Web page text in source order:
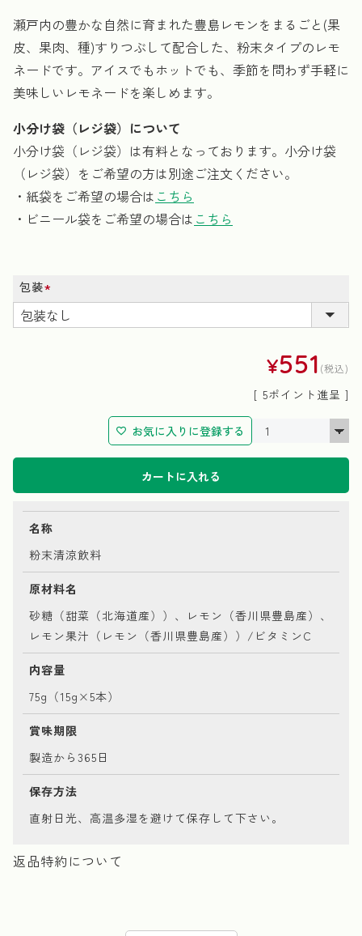
瀬戸内の豊かな自然に育まれた豊島レモンをまるごと(果
皮、果肉、種)すりつぶして配合した、粉末タイプのレモ
ネードです。アイスでもホットでも、季節を問わず手軽に
美味しいレモネードを楽しめます。
小分け袋（レジ袋）について
小分け袋（レジ袋）は有料となっております。小分け袋
（レジ袋）をご希望の方は別途ご注文ください。
・紙袋をご希望の場合は こちら
・ビニール袋をご希望の場合は こちら
包装
(必
須)
¥551 税込
[ 5ポイント進呈 ]
お気に入りに登録する
カートに入れる
名称
粉末清涼飲料
原材料名
砂糖（甜菜（北海道産））、レモン（香川県豊島産）、
レモン果汁（レモン（香川県豊島産））/ビタミンC
内容量
75g（15g×5本）
賞味期限
製造から365日
保存方法
直射日光、高温多湿を避けて保存して下さい。
返品特約について